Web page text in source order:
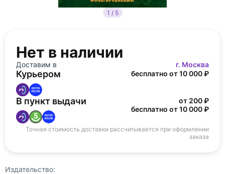
1 / 5
Нет в наличии
Доставим в г. Москва
Курьером бесплатно от 10 000 ₽
В пункт выдачи
от 200 ₽
бесплатно от 10 000 ₽
Точная стоимость доставки рассчитывается при оформлении
заказа
Издательство: